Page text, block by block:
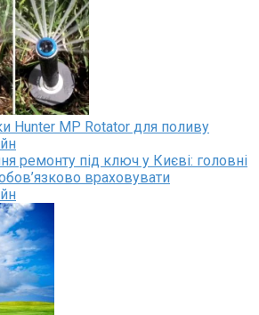
Hunter MP Rotator для поливу
ремонту під ключ у Києві: головні
обов’язково враховувати